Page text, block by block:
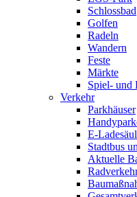
Schlossbad
Golfen
Radeln
Wandern
Feste
Märkte
Spiel- und
Verkehr
Parkhäuser
E-
Stadtbus
Aktuelle